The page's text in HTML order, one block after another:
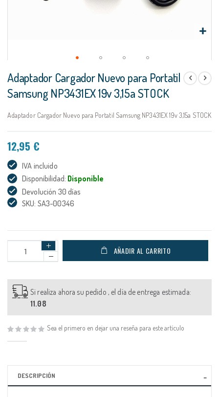
al
comienzo
de
galería
Adaptador Cargador Nuevo para Portatil
Samsung NP3431EX 19v 3,15a STOCK
Adaptador Cargador Nuevo para Portatil Samsung NP3431EX 19v 3,15a STOCK
12,95 €
IVA incluido
Disponibilidad: Disponible
Devolución 30 días
SKU: SA3-00346
AÑADIR AL CARRITO
Si realiza ahora su pedido , el día de entrega estimada:
11.08
Sea el primero en dejar una reseña para este artículo
DESCRIPCIÓN